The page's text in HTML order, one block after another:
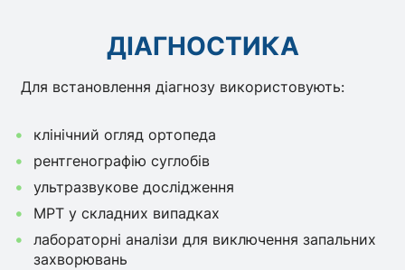
ДІАГНОСТИКА
Для встановлення діагнозу використовують:
клінічний огляд ортопеда
рентгенографію суглобів
ультразвукове дослідження
МРТ у складних випадках
лабораторні аналізи для виключення запальних
захворювань